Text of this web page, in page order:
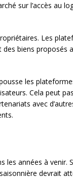
sur l’accès au
Les
biens proposés
les
Cela peut
avec
les années à venir.
devrait